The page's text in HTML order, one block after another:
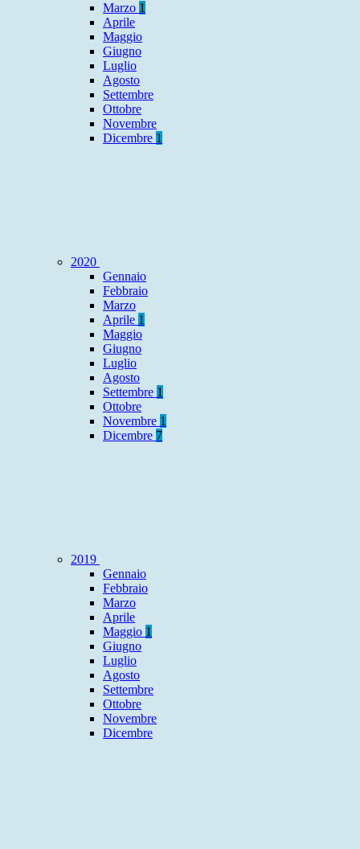
Marzo 1
Aprile
Maggio
Giugno
Luglio
Agosto
Settembre
Ottobre
Novembre
Dicembre 1
2020
Gennaio
Febbraio
Marzo
Aprile 1
Maggio
Giugno
Luglio
Agosto
Settembre 1
Ottobre
Novembre 1
Dicembre 7
2019
Gennaio
Febbraio
Marzo
Aprile
Maggio 1
Giugno
Luglio
Agosto
Settembre
Ottobre
Novembre
Dicembre